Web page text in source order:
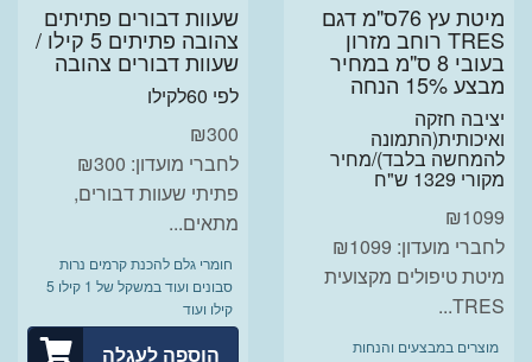
מיטת עץ 76ס"מ דגם
TRES רוחב מזרון
בעובי 8 ס"מ במחיר
מבצע 15% הנחה
יציבה חזקה
ואיכותית(התמונה
להמחשה בלבד)/מחיר
מקורי 1329 ש"ח
₪1099
לחברי מועדון: ₪1099
מיטת טיפולים מקצועית
TRES...
מוצרים במבצעים והנחות
שעוות דבורים פתיתים
צהובה פתיתים 5 קילו /
שעוות דבורים צהובה
לפי 60לקילו
₪300
לחברי מועדון: ₪300
פתיתי שעוות דבורים,
מתאים...
חומרי גלם להכנת קרמים נרות
סבונים ועוד במשקל של 1 קילו 5
קילו ועוד
הוספה לעגלה